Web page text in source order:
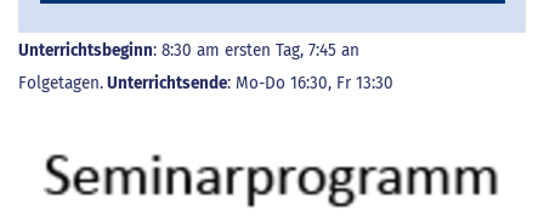
Unterrichtsbeginn: 8:30 am ersten Tag, 7:45 an
Folgetagen.Unterrichtsende: Mo-Do 16:30, Fr 13:30